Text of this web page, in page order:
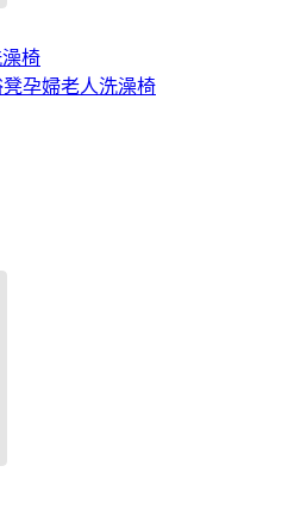
椅
孕婦老人洗澡椅